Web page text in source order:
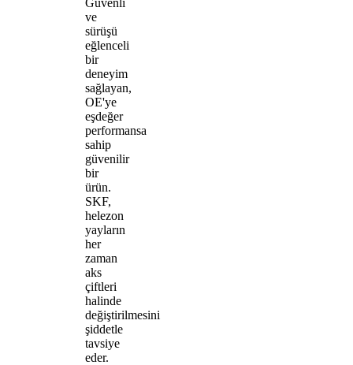
ve
sürüşü
eğlenceli
bir
deneyim
sağlayan,
OE'ye
eşdeğer
performansa
sahip
güvenilir
bir
ürün.
SKF,
helezon
yayların
her
zaman
aks
çiftleri
halinde
değiştirilmesini
şiddetle
tavsiye
eder.